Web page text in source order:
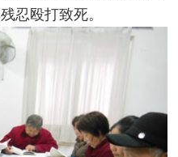
忍殴打致死。